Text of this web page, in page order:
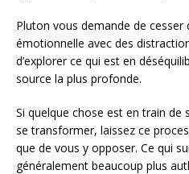
Pluton vous demande de
émotionnelle avec des
d’explorer ce qui est en
source la plus profonde.
Si quelque chose est en train de
se transformer, laissez ce
que de vous y opposer. Ce qui
généralement beaucoup plus